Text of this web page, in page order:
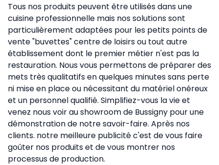
Tous nos produits peuvent être utilisés dans une
cuisine professionnelle mais nos solutions sont
particulièrement adaptées pour les petits points de
vente "buvettes" centre de loisirs ou tout autre
établissement dont le premier métier n'est pas la
restauration. Nous vous permettons de préparer des
mets très qualitatifs en quelques minutes sans perte
ni mise en place ou nécessitant du matériel onéreux
et un personnel qualifié. Simplifiez-vous la vie et
venez nous voir au showroom de Bussigny pour une
démonstration de notre savoir-faire. Après nos
clients. notre meilleure publicité c'est de vous faire
goûter nos produits et de vous montrer nos
processus de production.